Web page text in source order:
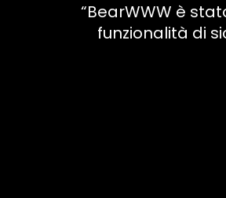
“BearWWW è
funzionalità di